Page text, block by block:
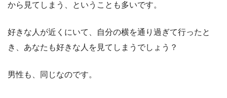
から見てしまう、ということも多いです。
好きな人が近くにいて、自分の横を通り過ぎて行ったと
き、あなたも好きな人を見てしまうでしょう？
男性も、同じなのです。